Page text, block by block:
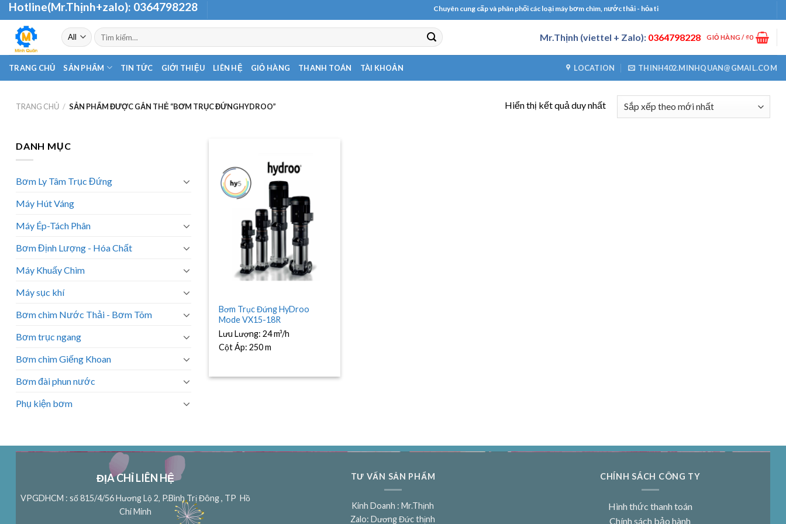
Skip
to
content
Hotline(Mr.Thịnh+zalo): 0364798228 Chuyên cung cấp và phân phối các loại máy bơm chìm, nước thải - hỏa tiễn, bơm công nghiệp, bơm định lượng,
Tìm
kiếm:
Mr.Thịnh (viettel + Zalo): 0364798228 GIỎ HÀNG /₫0
TRANG CHỦ SẢN PHẨM TIN TỨC GIỚI THIỆU LIÊN HỆ GIỎ HÀNG THANH TOÁN TÀI KHOẢN LOCATION THINH402.MINHQUAN@GMAIL.COM
TRANG CHỦ / SẢN PHẨM ĐƯỢC GẮN THẺ “BƠM TRỤC ĐỨNGHYDROO” Hiển thị kết quả duy nhất
DANH MỤC
Bơm Ly Tâm Trục Đứng
Máy Hút Váng
Máy Ép-Tách Phân
Bơm Định Lượng - Hóa Chất
Máy Khuấy Chìm
Máy sục khí
Bơm chìm Nước Thải - Bơm Tõm
Bơm trục ngang
Bơm chìm Giếng Khoan
Bơm đài phun nước
Phụ kiện bơm
Bơm Trục Đứng HyDroo
Mode VX15-18R
Lưu Lượng:24 m³/h
Cột Áp:250 m
ĐỊA CHỈ LIÊN HỆ
VPGDHCM : số 815/4/56 Hương Lộ 2, P.Bình Trị Đông , TP Hồ
Chí Minh
TƯ VẤN SẢN PHẨM
Kinh Doanh : Mr.Thịnh
Zalo: Dương Đức thịnh
CHÍNH SÁCH CÔNG TY
Hình thức thanh toán
Chính sách bảo hành